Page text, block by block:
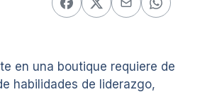
en una boutique requiere de
habilidades de liderazgo,